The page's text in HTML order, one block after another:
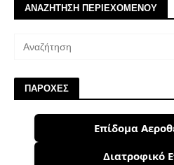
ΑΝΑΖΗΤΗΣΗ ΠΕΡΙΕΧΟΜΕΝΟΥ
ΠΑΡΟΧΕΣ
Επίδομα
Διατροφικό